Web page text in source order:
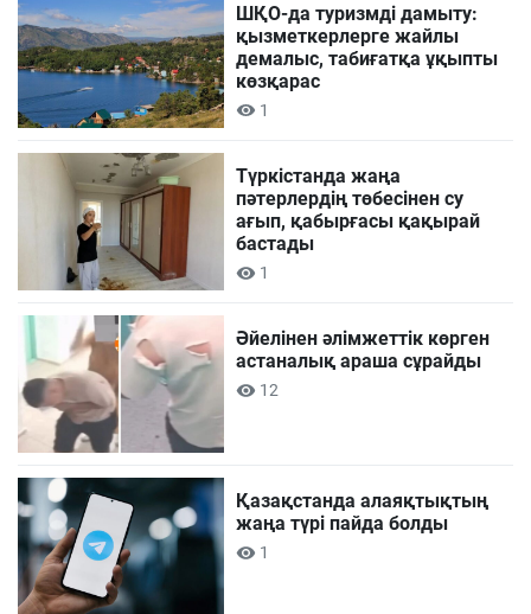
ШҚО-да туризмді дамыту:
қызметкерлерге жайлы
демалыс, табиғатқа ұқыпты
көзқарас
1
Түркістанда жаңа
пәтерлердің төбесінен су
ағып, қабырғасы қақырай
бастады
1
Әйелінен әлімжеттік көрген
астаналық араша сұрайды
12
Қазақстанда алаяқтықтың
жаңа түрі пайда болды
1